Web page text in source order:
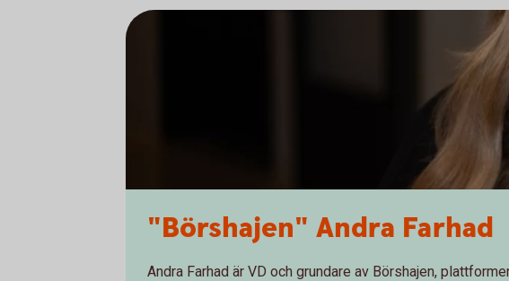
"Börshajen" Andra Farhad
Andra Farhad är VD och grundare av Börshajen,